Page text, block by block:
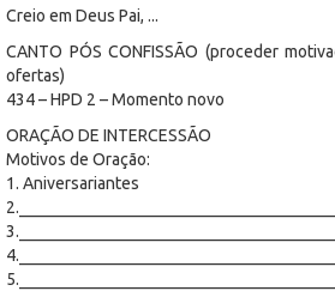
Creio em Deus Pai, ...
CANTO PÓS CONFISSÃO (proceder
ofertas)
434 – HPD 2 – Momento novo
ORAÇÃO DE INTERCESSÃO
Motivos de Oração:
1. Aniversariantes